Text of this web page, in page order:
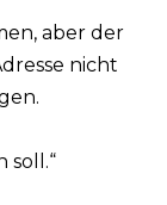
aber der
nicht
soll.“